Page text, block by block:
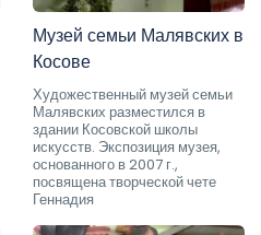
Музей семьи Малявских в
Косове
Художественный музей семьи
Малявских разместился в
здании Косовской школы
искусств. Экспозиция музея,
основанного в 2007 г.,
посвящена творческой чете
Геннадия